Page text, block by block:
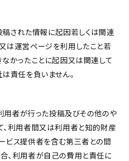
された情報に起因若しくは関連
は運営ページを利用したこと若
なかったことに起因又は関連して
責任を負いません。
用者が行った投稿及びその他のや
、利用者間又は利用者と知的財産
ビス提供者を含む第三者との間
、利用者が自己の費用と責任に